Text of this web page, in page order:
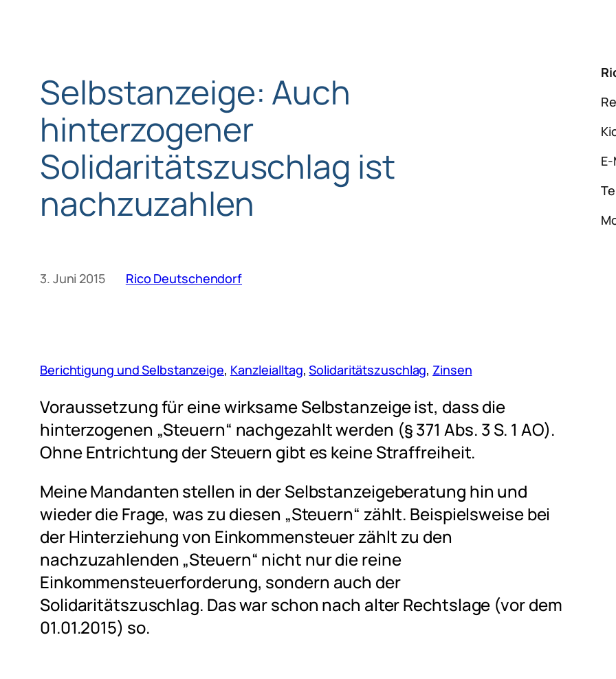
Selbstanzeige: Auch
hinterzogener
Solidaritätszuschlag ist
nachzuzahlen
3. Juni 2015 Rico Deutschendorf
Berichtigung und Selbstanzeige, Kanzleialltag, Solidaritätszuschlag, Zinsen
Voraussetzung für eine wirksame Selbstanzeige ist, dass die
hinterzogenen „Steuern“ nachgezahlt werden (§ 371 Abs. 3 S. 1 AO).
Ohne Entrichtung der Steuern gibt es keine Straffreiheit.
Meine Mandanten stellen in der Selbstanzeigeberatung hin und
wieder die Frage, was zu diesen „Steuern“ zählt. Beispielsweise bei
der Hinterziehung von Einkommensteuer zählt zu den
nachzuzahlenden „Steuern“ nicht nur die reine
Einkommensteuerforderung, sondern auch der
Solidaritätszuschlag. Das war schon nach alter Rechtslage (vor dem
01.01.2015) so.